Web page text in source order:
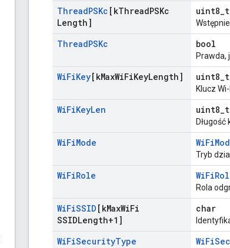
ThreadPSKc [kThreadPSKc
Length]
uint8_t
ThreadPSKc bool
Prawda,
WiFiKey[kMaxWiFiKeyLength] uint8_t
Klucz
WiFiKeyLen uint8_t
Długość
WiFiMode
Tryb
WiFiRole
Rola
WiFiSSID [kMaxWiFi
SSIDLength+1]
char
WiFiSecurityType